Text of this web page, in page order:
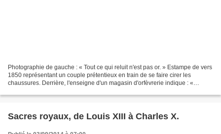
Photographie de gauche : « Tout ce qui reluit n'est pas or. » Estampe de vers
1850 représentant un couple prétentieux en train de se faire cirer les
chaussures. Derrière, l'enseigne d'un magasin d'orfèvrerie indique : «
Sacres royaux, de Louis XIII à Charles X.